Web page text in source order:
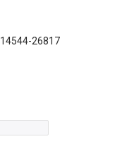
14544-26817